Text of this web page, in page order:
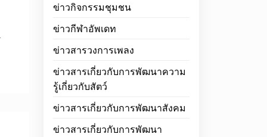
ข่าวกิจกรรมชุมชน
ข่าวกีฬาอัพเดท
ข่าวสารวงการเพลง
ข่าวสารเกี่ยวกับการพัฒนาความ
รู้เกี่ยวกับสัตว์
ข่าวสารเกี่ยวกับการพัฒนาสังคม
ข่าวสารเกี่ยวกับการพัฒนา